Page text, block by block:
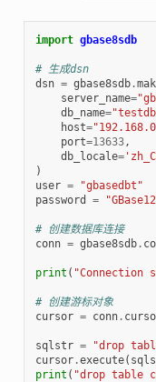
import gbase8sdb
# 生成dsn
dsn = gbase8sdb.
server_name=
db_name=
host=
port=13633,
db_locale=
)
user = "gbasedbt"
password
=
# 创建数据库连接
conn = gbase8sdb.
print ( "Connection
# 创建游标对象
cursor = conn.
sqlstr = "drop
cursor.execute(
print ( "drop table